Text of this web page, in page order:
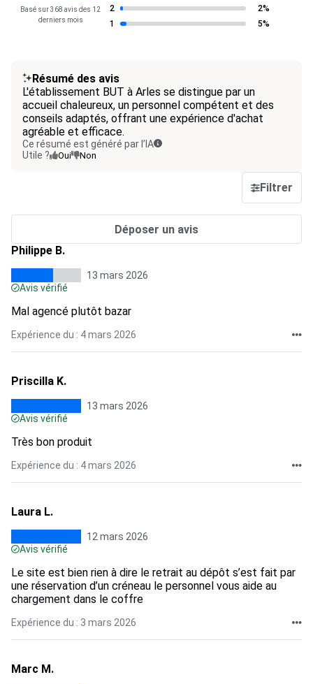
Basé sur 368 avis des 12
derniers mois
2
2%
1
5%
Résumé des avis
L'établissement BUT à Arles se distingue par un
accueil chaleureux, un personnel compétent et des
conseils adaptés, offrant une expérience d'achat
agréable et efficace.
Ce résumé est généré par l’IA
Utile ?
Oui Non
Filtrer
Déposer un avis
Philippe B.
13 mars 2026
Avis vérifié
Mal agencé plutôt bazar
Expérience du : 4 mars 2026
Priscilla K.
13 mars 2026
Avis vérifié
Très bon produit
Expérience du : 4 mars 2026
Laura L.
12 mars 2026
Avis vérifié
Le site est bien rien à dire le retrait au dépôt s’est fait par
une réservation d’un créneau le personnel vous aide au
chargement dans le coffre
Expérience du : 3 mars 2026
Marc M.